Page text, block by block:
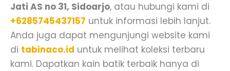
Jati AS no 31, Sidoarjo, atau hubungi kami di
+6285745437157 untuk informasi lebih lanjut.
Anda juga dapat mengunjungi website kami
di tabinaco.id untuk melihat koleksi terbaru
kami. Dapatkan kain batik terbaik hanya di